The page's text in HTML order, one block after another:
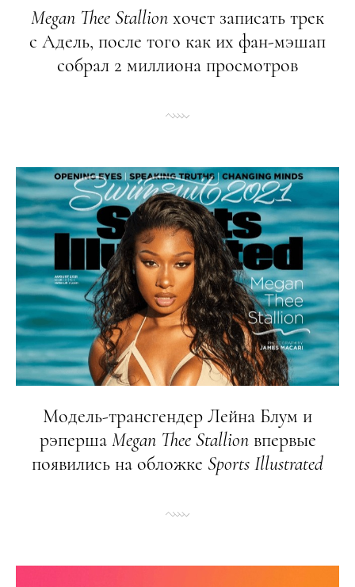
Megan Thee Stallion хочет записать трек
с Адель, после того как их фан-мэшап
собрал 2 миллиона просмотров
Модель-трансгендер Лейна Блум и
рэперша Megan Thee Stallionвпервые
появились на обложке Sports Illustrated